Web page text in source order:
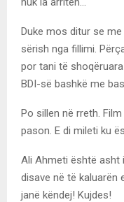
Duke mos ditur se
sërish nga fillimi.
por tani të
BDI-së bashkë me
Po sillen në rreth.
pason. E di mileti ku
Ali Ahmeti është asht
disave në të kaluarën
janë këndej! Kujdes!